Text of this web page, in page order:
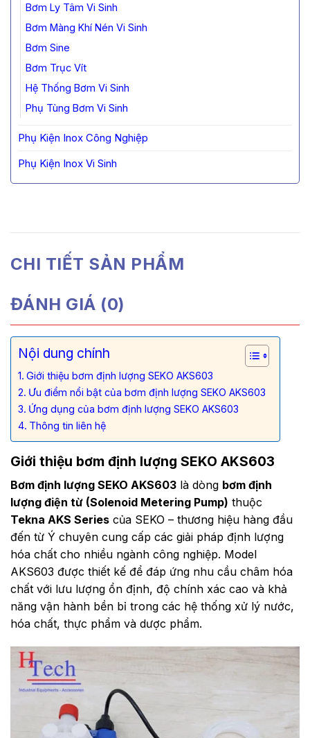
Bơm Ly Tâm Vi Sinh
Bơm Màng Khí Nén Vi Sinh
Bơm Sine
Bơm Trục Vít
Hệ Thống Bơm Vi Sinh
Phụ Tùng Bơm Vi Sinh
Phụ Kiện Inox Công Nghiệp
Phụ Kiện Inox Vi Sinh
CHI TIẾT SẢN PHẨM
ĐÁNH GIÁ (0)
Nội dung chính
Giới thiệu bơm định lượng SEKO AKS603
Ưu điểm nổi bật của bơm định lượng SEKO AKS603
Ứng dụng của bơm định lượng SEKO AKS603
Thông tin liên hệ
Giới thiệu bơm định lượng SEKO AKS603
Bơm định lượng SEKO AKS603 là dòng bơm định
lượng điện từ (Solenoid Metering Pump) thuộc
Tekna AKS Series của SEKO – thương hiệu hàng đầu
đến từ Ý chuyên cung cấp các giải pháp định lượng
hóa chất cho nhiều ngành công nghiệp. Model
AKS603 được thiết kế để đáp ứng nhu cầu châm hóa
chất với lưu lượng ổn định, độ chính xác cao và khả
năng vận hành bền bỉ trong các hệ thống xử lý nước,
hóa chất, thực phẩm và dược phẩm.